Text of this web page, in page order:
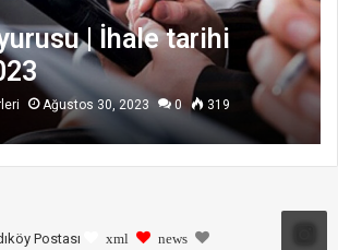
| İhale tarihi
Ağustos 30, 2023 0 319
Postası xml news